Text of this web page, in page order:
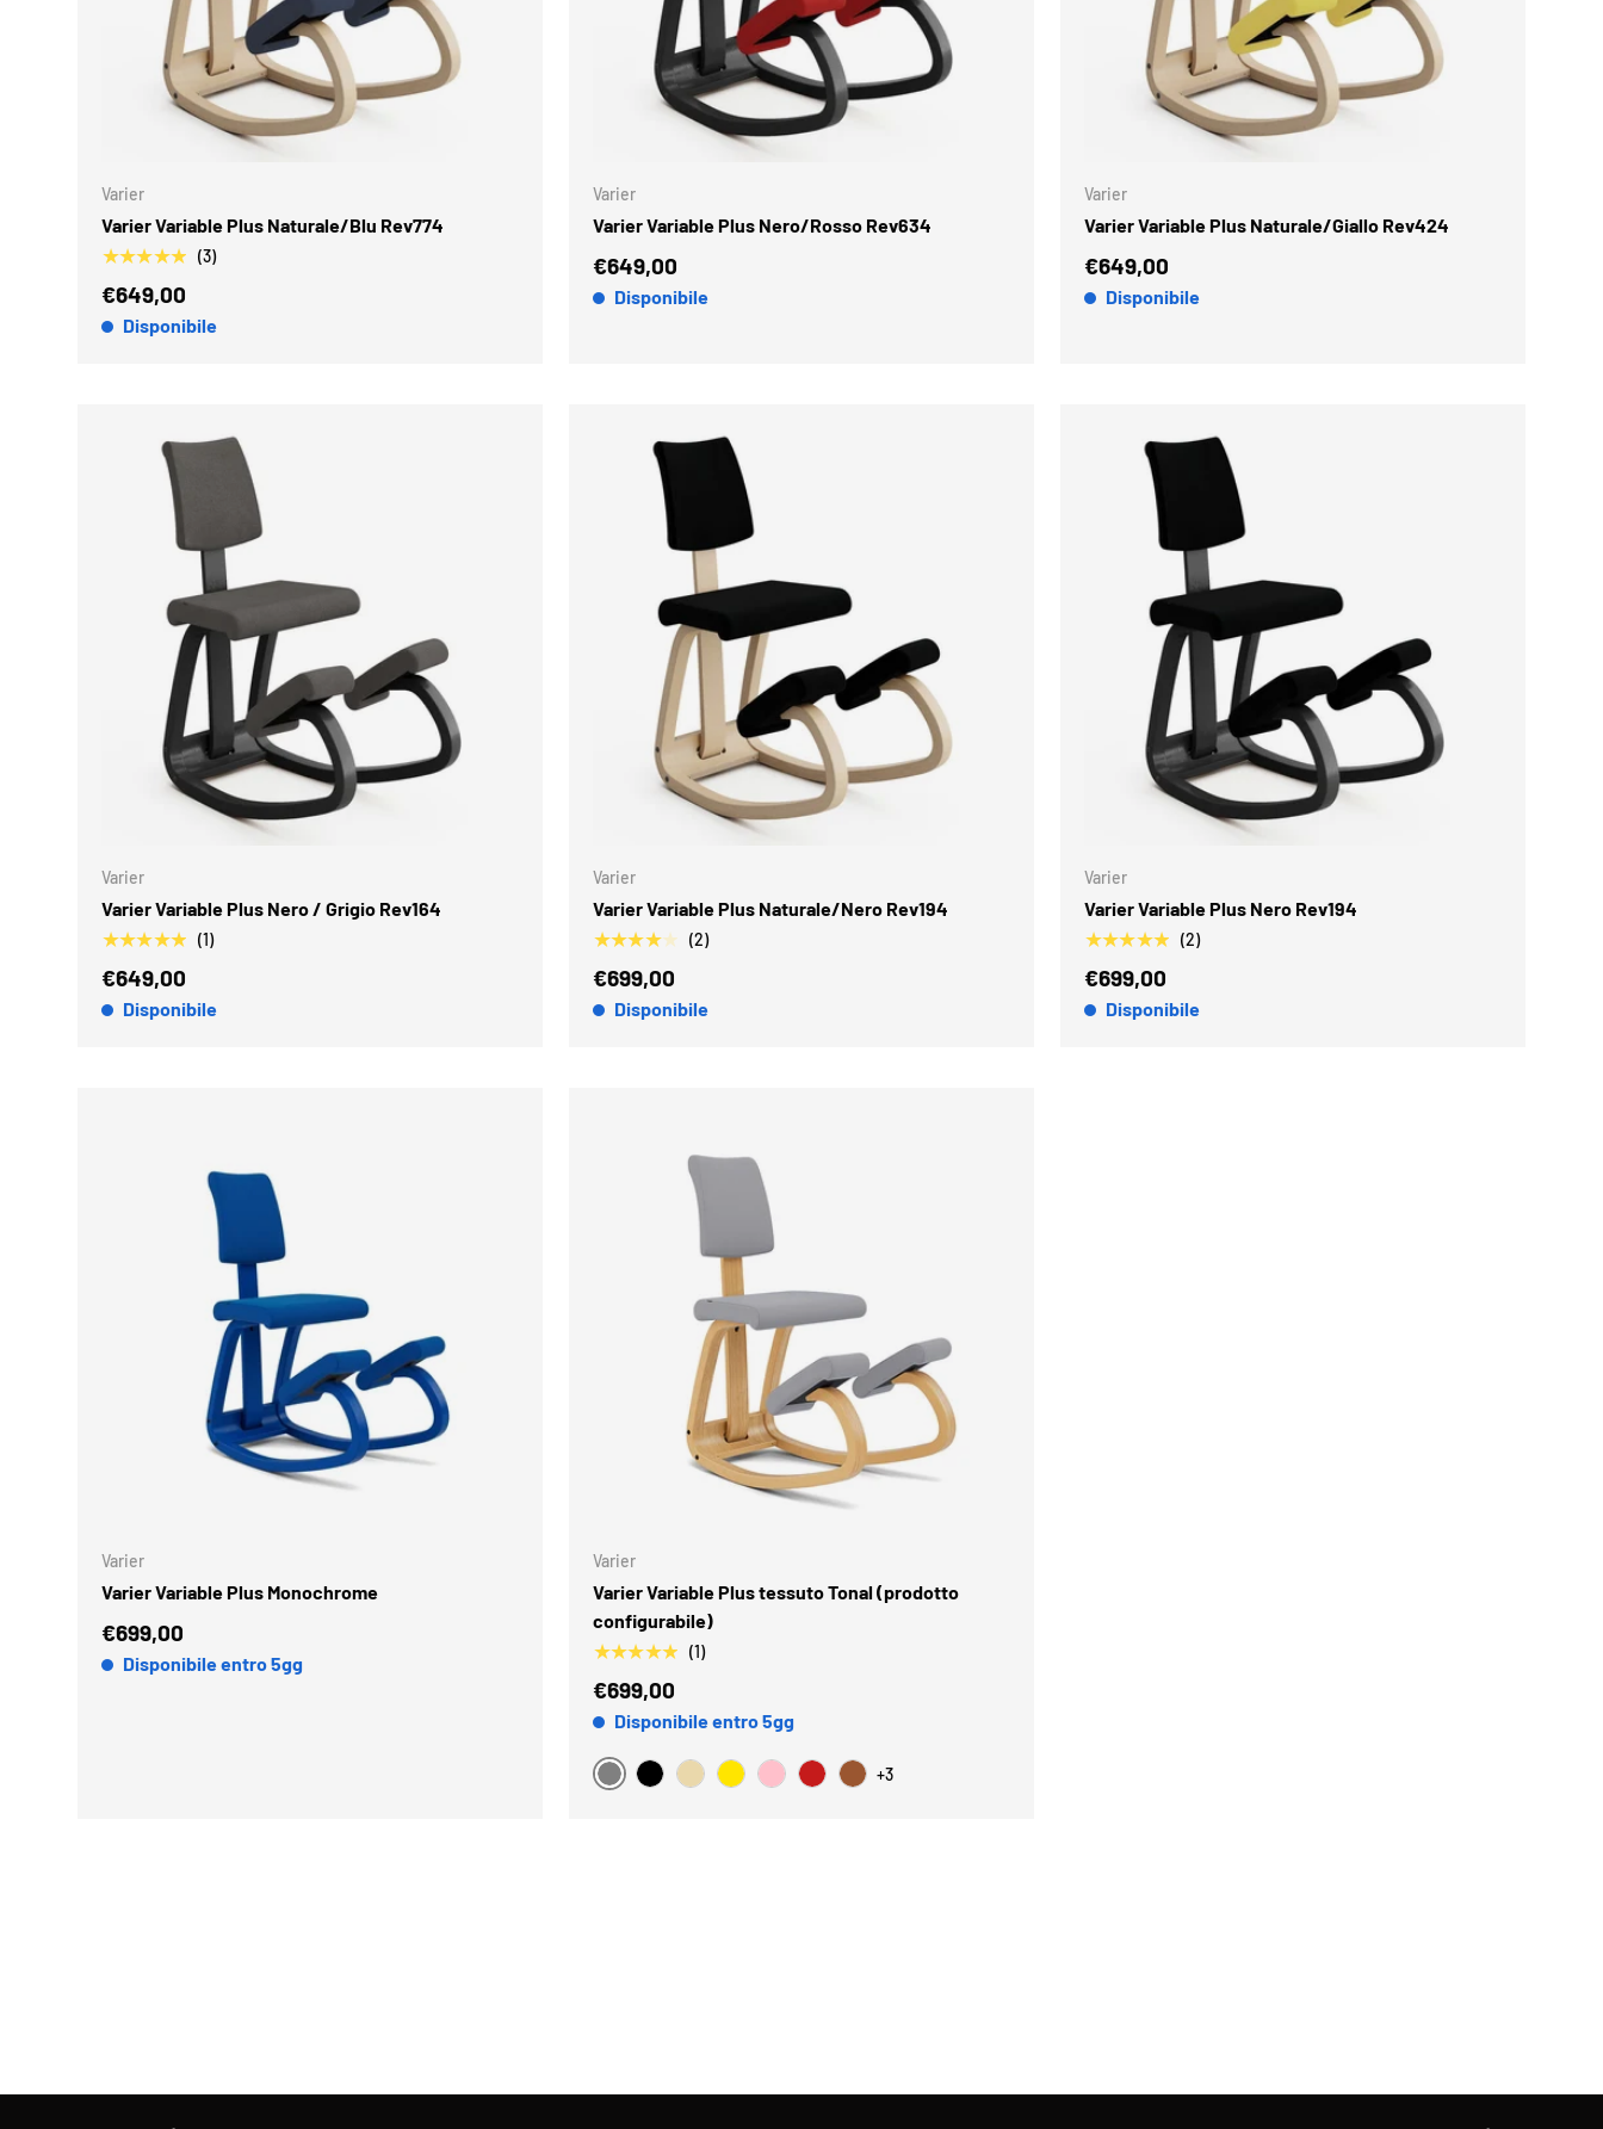
Varier
Varier Variable Plus Naturale/Blu Rev774
★★★★★ (3)
€649,00
Disponibile
Varier
Varier Variable Plus Nero/Rosso Rev634
€649,00
Disponibile
Varier
Varier Variable Plus Naturale/Giallo Rev424
€649,00
Disponibile
Varier
Varier Variable Plus Nero / Grigio Rev164
★★★★★ (1)
€649,00
Disponibile
Varier
Varier Variable Plus Naturale/Nero Rev194
★★★★★ (2)
€699,00
Disponibile
Varier
Varier Variable Plus Nero Rev194
★★★★★ (2)
€699,00
Disponibile
Varier
Varier Variable Plus Monochrome
€699,00
Disponibile entro 5gg
Varier
Varier Variable Plus tessuto Tonal (prodotto
configurabile)
★★★★★ (1)
€699,00
Disponibile entro 5gg
Grigio
+3